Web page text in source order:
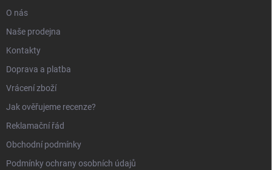
O nás
Naše prodejna
Kontakty
Doprava a platba
Vrácení zboží
Jak ověřujeme recenze?
Reklamační řád
Obchodní podmínky
Podmínky ochrany osobních údajů